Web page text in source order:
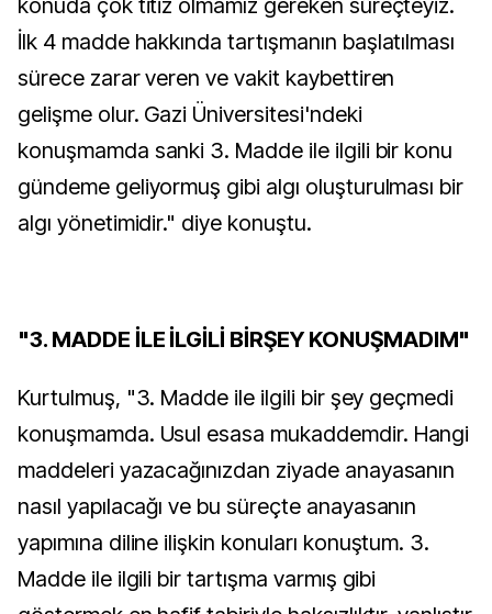
konuda çok titiz olmamız gereken süreçteyiz.
İlk 4 madde hakkında tartışmanın başlatılması
sürece zarar veren ve vakit kaybettiren
gelişme olur. Gazi Üniversitesi'ndeki
konuşmamda sanki 3. Madde ile ilgili bir konu
gündeme geliyormuş gibi algı oluşturulması bir
algı yönetimidir." diye konuştu.
"3. MADDE İLE İLGİLİ BİRŞEY KONUŞMADIM"
Kurtulmuş, "3. Madde ile ilgili bir şey geçmedi
konuşmamda. Usul esasa mukaddemdir. Hangi
maddeleri yazacağınızdan ziyade anayasanın
nasıl yapılacağı ve bu süreçte anayasanın
yapımına diline ilişkin konuları konuştum. 3.
Madde ile ilgili bir tartışma varmış gibi